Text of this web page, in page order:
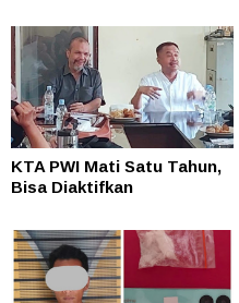
KTA PWI Mati Satu Tahun,
Bisa Diaktifkan